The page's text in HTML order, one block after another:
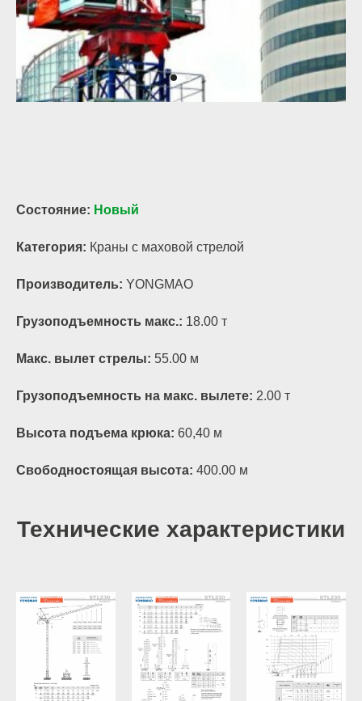
Состояние: Новый
Категория: Краны с маховой стрелой
Производитель: YONGMAO
Грузоподъемность макс.: 18.00 т
Макс. вылет стрелы: 55.00 м
Грузоподъемность на макс. вылете: 2.00 т
Высота подъема крюка: 60,40 м
Свободностоящая высота: 400.00 м
Технические характеристики
6460820@mail.ru
+7 (495) 646-08-
20
Режим работы: с 09:00 до